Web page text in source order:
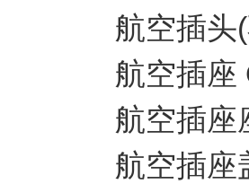
航空插头
航空插座
航空插座
航空插座